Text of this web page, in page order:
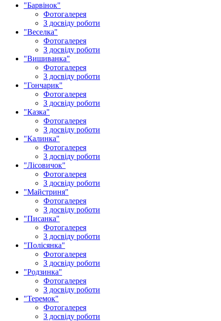
"Барвінок"
Фотогалерея
З досвіду роботи
"Веселка"
Фотогалерея
З досвіду роботи
"Вишиванка"
Фотогалерея
З досвіду роботи
"Гончарик"
Фотогалерея
З досвіду роботи
"Казка"
Фотогалерея
З досвіду роботи
"Калинка"
Фотогалерея
З досвіду роботи
"Лісовичок"
Фотогалерея
З досвіду роботи
"Майстриня"
Фотогалерея
З досвіду роботи
"Писанка"
Фотогалерея
З досвіду роботи
"Полісянка"
Фотогалерея
З досвіду роботи
"Родзинка"
Фотогалерея
З досвіду роботи
"Теремок"
Фотогалерея
З досвіду роботи